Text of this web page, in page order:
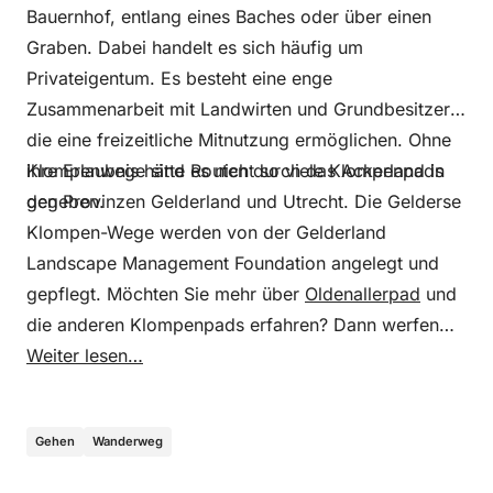
Bauernhof, entlang eines Baches oder über einen
Graben. Dabei handelt es sich häufig um
Privateigentum. Es besteht eine enge
Zusammenarbeit mit Landwirten und Grundbesitzern,
die eine freizeitliche Mitnutzung ermöglichen. Ohne
ihre Erlaubnis hätte es nicht so viele Klompenpads
gegeben.
Klompenwege sind Routen durch das Ackerland in
den Provinzen Gelderland und Utrecht. Die Gelderse
Klompen-Wege werden von der Gelderland
Landscape Management Foundation angelegt und
gepflegt. Möchten Sie mehr über Oldenallerpad und
die anderen Klompenpads erfahren? Dann werfen
Sie einen Blick auf
Weiter lesen…
Gehen Wanderweg